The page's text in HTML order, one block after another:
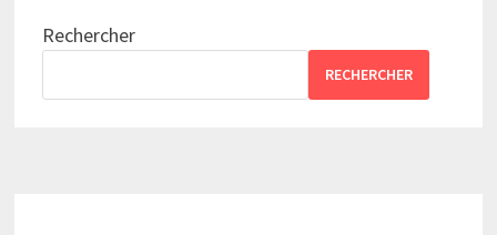
Rechercher
RECHERCHER